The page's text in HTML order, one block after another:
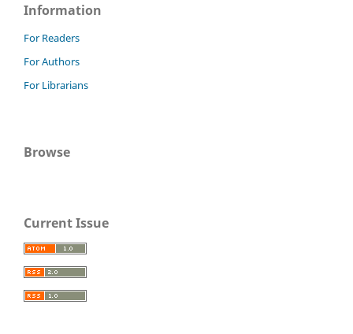
Information
For Readers
For Authors
For Librarians
Browse
Current Issue